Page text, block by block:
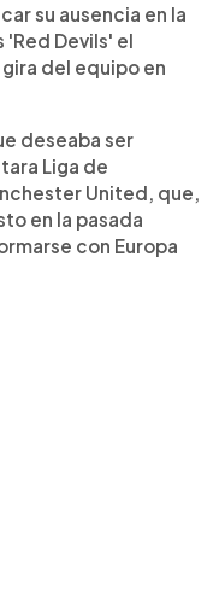
su ausencia en la
Devils' el
del equipo en
deseaba ser
Liga de
United, que,
en la pasada
con Europa